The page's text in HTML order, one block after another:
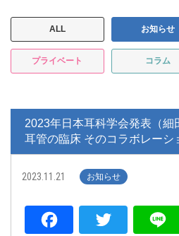
ALL お知らせ
プライベート コラム
2023年日本耳科学会発表（細
耳管の臨床 そのコラボレーシ
2023.11.21 お知らせ
Facebook